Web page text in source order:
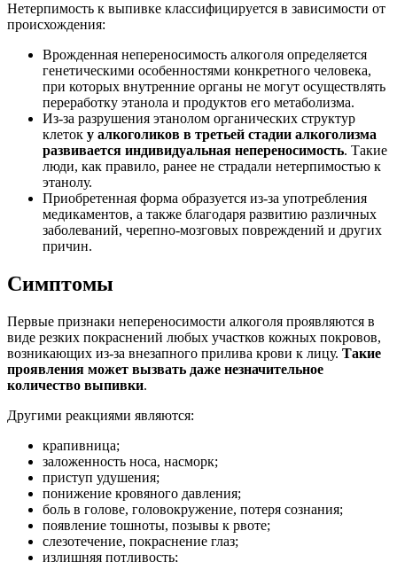
Нетерпимость к выпивке классифицируется в зависимости от
происхождения:
Врожденная непереносимость алкоголя определяется
генетическими особенностями конкретного человека,
при которых внутренние органы не могут осуществлять
переработку этанола и продуктов его метаболизма.
Из-за разрушения этанолом органических структур
клеток у алкоголиков в третьей стадии алкоголизма
развивается индивидуальная непереносимость. Такие
люди, как правило, ранее не страдали нетерпимостью к
этанолу.
Приобретенная форма образуется из-за употребления
медикаментов, а также благодаря развитию различных
заболеваний, черепно-мозговых повреждений и других
причин.
Симптомы
Первые признаки непереносимости алкоголя проявляются в
виде резких покраснений любых участков кожных покровов,
возникающих из-за внезапного прилива крови к лицу. Такие
проявления может вызвать даже незначительное
количество выпивки.
Другими реакциями являются:
крапивница;
заложенность носа, насморк;
приступ удушения;
понижение кровяного давления;
боль в голове, головокружение, потеря сознания;
появление тошноты, позывы к рвоте;
слезотечение, покраснение глаз;
излишняя потливость;